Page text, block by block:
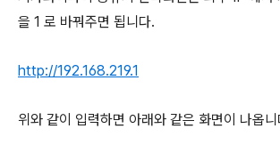
을 1 로 바꿔주면 됩니다.
http://192.168.219.1
위와 같이 입력하면 아래와 같은 화면이 나옵니